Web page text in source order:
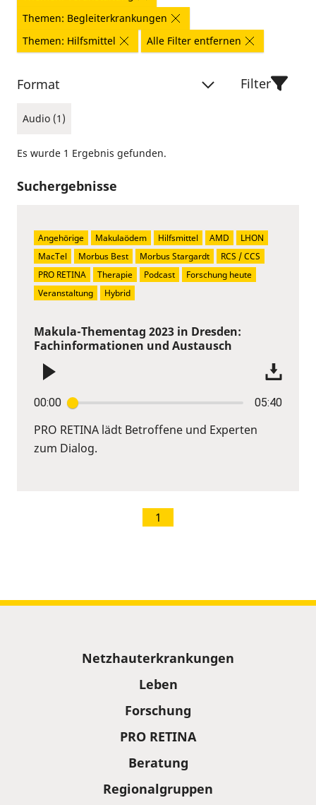
Themen: Begleiterkrankungen
Themen: Hilfsmittel
Alle Filter entfernen
Format
Audio (1)
Filter
Es wurde 1 Ergebnis gefunden.
Suchergebnisse
Makula-Thementag 2023 in Dresden:
Fachinformationen und Austausch
00:00 05:40
PRO RETINA lädt Betroffene und Experten
zum Dialog.
Angehörige Makulaödem Hilfsmittel AMD
LHON
MacTel
Morbus Best Morbus Stargardt
RCS / CCS
PRO RETINA
Therapie Podcast
Forschung heute
Veranstaltung
Hybrid
1
Netzhauterkrankungen
Leben
Forschung
PRO RETINA
Beratung
Regionalgruppen